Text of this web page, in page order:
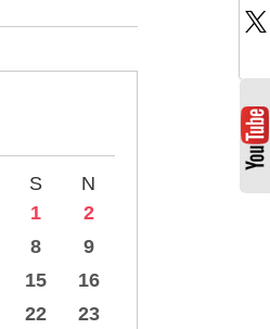
S
N
1
2
8
9
15
16
22
23